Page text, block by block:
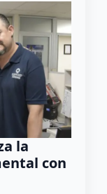
la
con